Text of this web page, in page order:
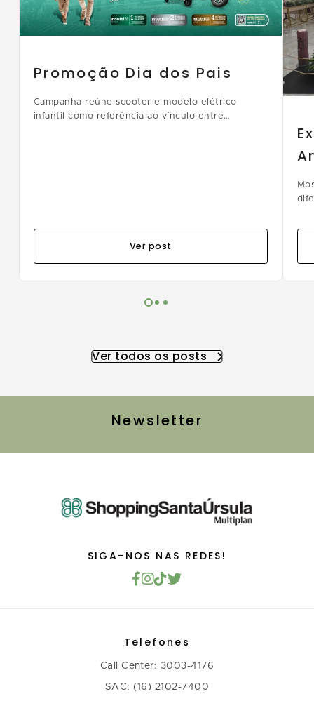
Ver todos os posts
Promoção Dia dos Pais
Campanha reúne scooter e modelo elétrico
infantil como referência ao vínculo entre
Ver post
Newsletter
SIGA-NOS NAS REDES!
Telefones
Call Center: 3003-4176
SAC: (16) 2102-7400